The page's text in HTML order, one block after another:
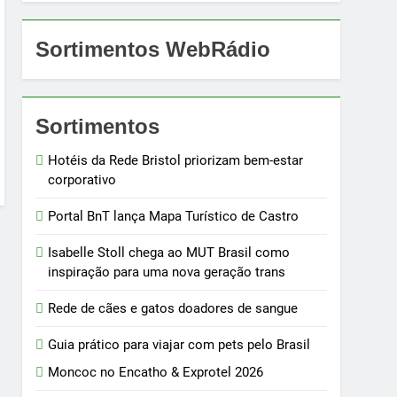
Sortimentos WebRádio
Sortimentos
Hotéis da Rede Bristol priorizam bem-estar
corporativo
Portal BnT lança Mapa Turístico de Castro
Isabelle Stoll chega ao MUT Brasil como
inspiração para uma nova geração trans
Rede de cães e gatos doadores de sangue
Guia prático para viajar com pets pelo Brasil
Moncoc no Encatho & Exprotel 2026